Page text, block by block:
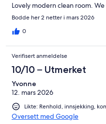
Lovely modern clean room.
Bodde her 2 netter i mars 2026
0
Verifisert anmeldelse
10/10 – Utmerket
Yvonne
12. mars 2026
Likte: Renhold, innsjekking,
Oversett med Google